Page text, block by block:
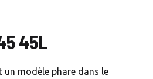
45L
un modèle phare dans le